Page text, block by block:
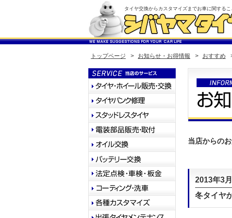
タイヤ交換からカスタマイズまでお車に関する
トップページ > お知らせ・お得情報 > おすすめ
当店からの
2013年3
冬タイヤ